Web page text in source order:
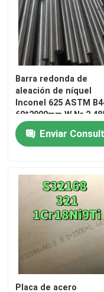
En casa
Productos
Los vídeos
Barra redonda de
aleación de níquel
Inconel 625 ASTM
60*2000mm W.Nr
N06625
Enviar
Placa de acero